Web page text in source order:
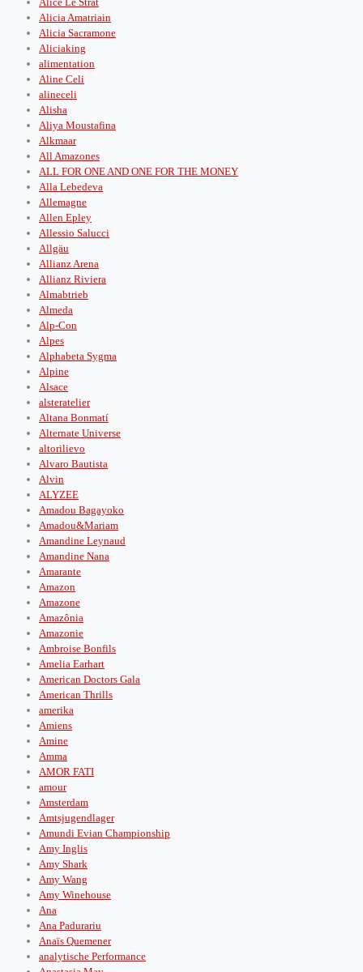
Alicia Amatriain
Alicia Sacramone
Aliciaking
alimentation
Aline Celi
alineceli
Alisha
Aliya Moustafina
Alkmaar
All Amazones
ALL FOR ONE AND ONE FOR THE MONEY
Alla Lebedeva
Allemagne
Allen Epley
Allessio Salucci
Allgäu
Allianz Arena
Allianz Riviera
Almabtrieb
Almeda
Alp-Con
Alpes
Alphabeta Sygma
Alpine
Alsace
alsteratelier
Altana Bonmatí
Alternate Universe
altorilievo
Alvaro Bautista
Alvin
ALYZEE
Amadou Bagayoko
Amadou&Mariam
Amandine Leynaud
Amandine Nana
Amarante
Amazon
Amazone
Amazônia
Amazonie
Ambroise Bonfils
Amelia Earhart
American Doctors Gala
American Thrills
amerika
Amiens
Amine
Amma
AMOR FATI
amour
Amsterdam
Amtsjugendlager
Amundi Evian Championship
Amy Inglis
Amy Shark
Amy Wang
Amy Winehouse
Ana
Ana Padurariu
Anaïs Quemener
analytische Performance